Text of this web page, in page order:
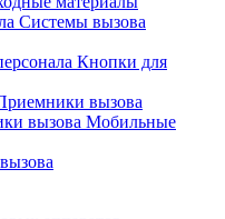
Системы вызова
Кнопки для
вызова
Мобильные